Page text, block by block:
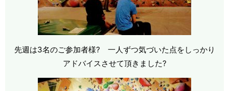
先週は3名のご参加者様? 一人ずつ気づいた点をしっかり
アドバイスさせて頂きました?